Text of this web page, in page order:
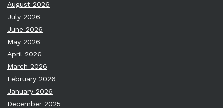
August 2026
July 2026
June 2026
May 2026
April 2026
March 2026
February 2026
January 2026
December 2025